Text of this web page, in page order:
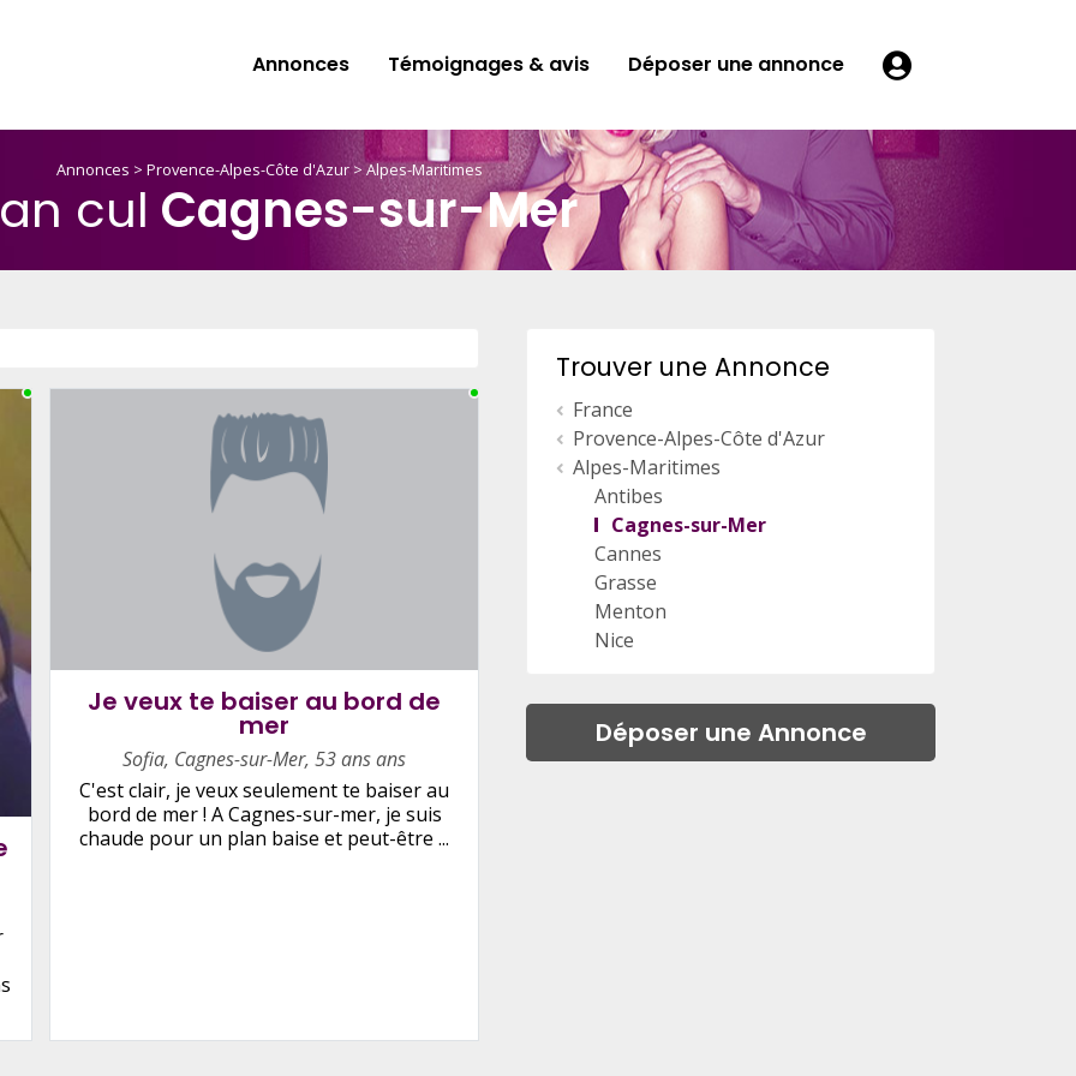
Annonces Témoignages & avis Déposer une annonce
Annonces > Provence-Alpes-Côte d'Azur> Alpes-Maritimes
cul Cagnes-sur-Mer
Je veux te baiser au bord de
mer
Sofia, Cagnes-sur-Mer,53 ans ans
C'est clair, je veux seulement te baiser au
bord de mer ! A Cagnes-sur-mer, je suis
chaude pour un plan baise et peut-être ...
Trouver une Annonce
France
Provence-Alpes-Côte d'Azur
Alpes-Maritimes
Antibes
Cagnes-sur-Mer
Cannes
Grasse
Menton
Nice
Déposer une Annonce